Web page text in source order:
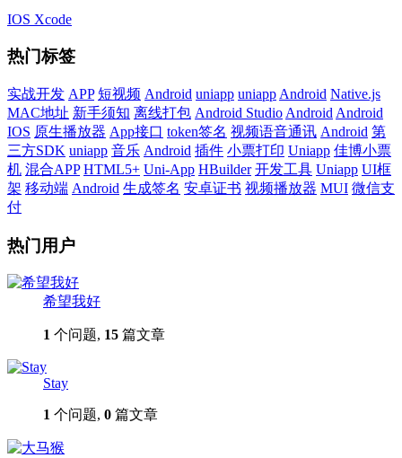
IOS Xcode
热门标签
实战开发 APP 短视频 Android uniapp uniapp Android Native.js
MAC地址 新手须知 离线打包 Android Studio Android Android
IOS 原生播放器 App接口 token签名 视频语音通讯 Android 第
三方SDK uniapp 音乐 Android 插件 小票打印 Uniapp 佳博小票
机 混合APP HTML5+ Uni-App HBuilder 开发工具 Uniapp UI框
架 移动端 Android 生成签名 安卓证书 视频播放器 MUI 微信支
付
热门用户
希望我好
1 个问题, 15 篇文章
Stay
1 个问题, 0 篇文章